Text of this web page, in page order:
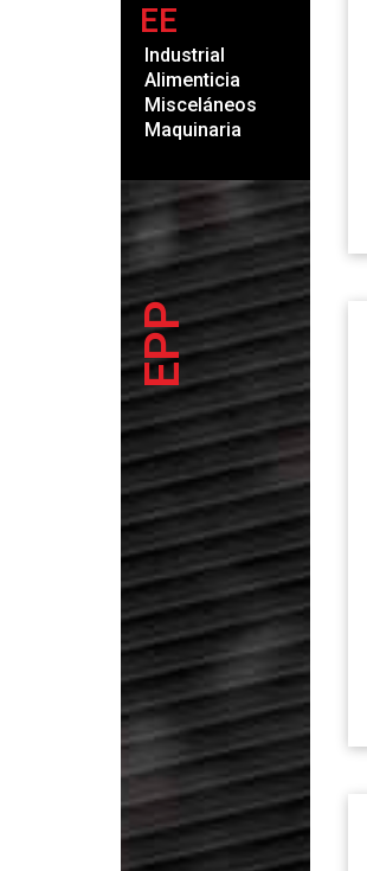
EE
Industrial
Alimenticia
Misceláneos
Maquinaria
EPP